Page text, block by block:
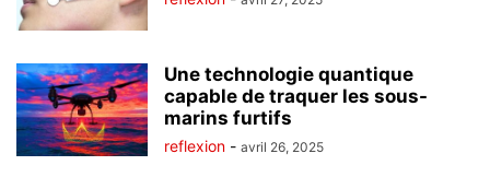
Une technologie quantique
capable de traquer les sous-
marins furtifs
reflexion - avril 26, 2025